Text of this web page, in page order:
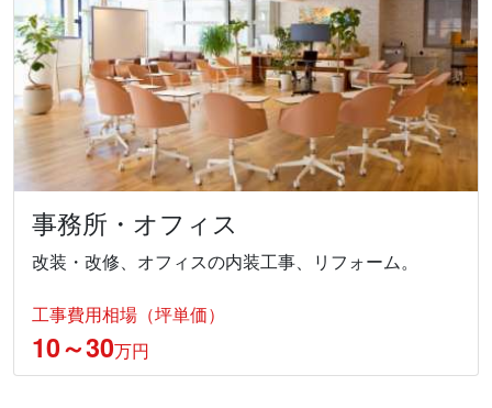
事務所・オフィス
改装・改修、オフィスの内装工事、リフォーム。
工事費用相場（坪単価）
10～30万円